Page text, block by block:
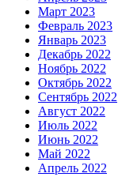
Март 2023
Февраль 2023
Январь 2023
Декабрь 2022
Ноябрь 2022
Октябрь 2022
Сентябрь 2022
Август 2022
Июль 2022
Июнь 2022
Май 2022
Апрель 2022